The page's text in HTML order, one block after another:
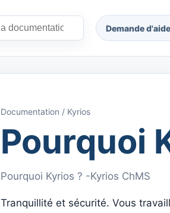
Demande d'aide
Documentation / Kyrios
Pourquoi
Pourquoi Kyrios ? -Kyrios ChMS
Tranquillité et sécurité. Vous